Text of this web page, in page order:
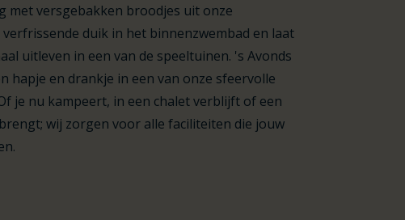
met versgebakken broodjes uit onze
duik in het binnenzwembad en laat
uitleven in een van de speeltuinen. 's Avonds
hapje en drankje in een van onze sfeervolle
je nu kampeert, in een chalet verblijft of een
wij zorgen voor alle faciliteiten die jouw